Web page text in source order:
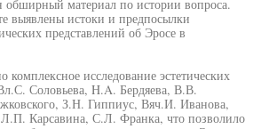
материал по истории вопроса.
выявлены истоки и предпосылки
представлений об Эросе в
комплексное исследование эстетических
Соловьева, H.A. Бердяева, В.В.
З.Н. Гиппиус, Вяч.И. Иванова,
Карсавина, С.Л. Франка, что позволило